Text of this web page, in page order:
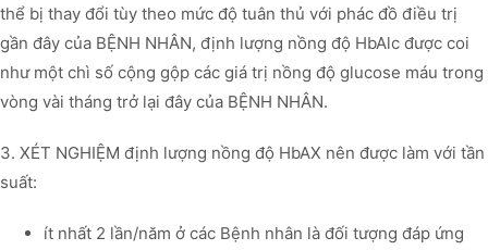
thể bị thay đổi tùy theo mức độ tuân thủ với phác đồ điều trị
gần đây của BỆNH NHÂN, định lượng nồng độ HbAlc được coi
như một chì số cộng gộp các giá trị nồng độ glucose máu trong
vòng vài tháng trở lại đây của BỆNH NHÂN.
3. XÉT NGHIỆM định lượng nồng độ HbAX nên được làm với tần
suất:
ít nhất 2 lần/năm ở các Bệnh nhân là đối tượng đáp ứng